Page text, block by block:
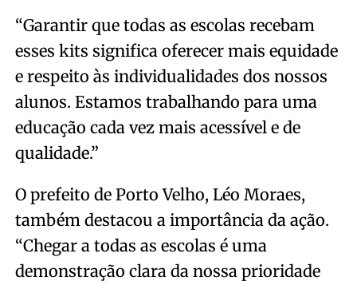
“Garantir que todas as escolas recebam
esses kits significa oferecer mais equidade
e respeito às individualidades dos nossos
alunos. Estamos trabalhando para uma
educação cada vez mais acessível e de
qualidade.”
O prefeito de Porto Velho, Léo Moraes,
também destacou a importância da ação.
“Chegar a todas as escolas é uma
demonstração clara da nossa prioridade